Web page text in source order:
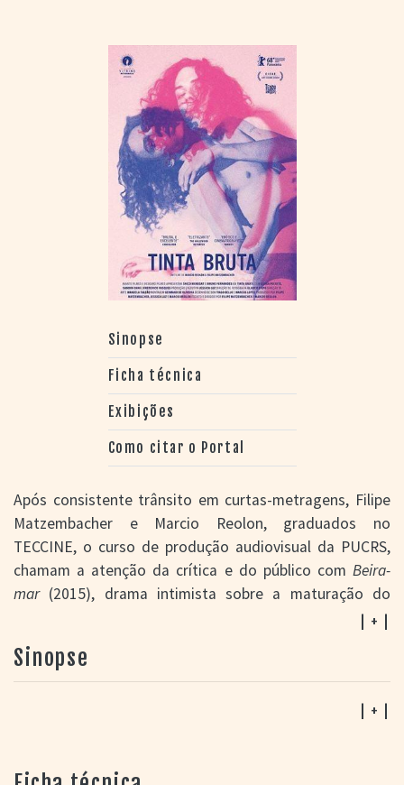
Sinopse
Ficha técnica
Exibições
Como citar o Portal
Após consistente trânsito em curtas-metragens, Filipe
Matzembacher e Marcio Reolon, graduados no
TECCINE, o curso de produção audiovisual da PUCRS,
chamam a atenção da crítica e do público com Beira-
mar (2015), drama intimista sobre a maturação do
relacionamento afetivo de dois jovens amigos no Sul do
e as dificuldades de relacionamento de um rapaz
homossexual oprimido por uma sociedade repressora.
(2016), ambos de D.
novíssima produção de realizadores gaúchos formados
| + |
Sinopse
| + |